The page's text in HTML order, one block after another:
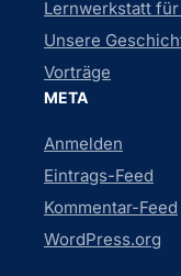
Lernwerkstatt für
Unsere
Vorträge
META
Anmelden
Eintrags-Feed
Kommentar-Feed
WordPress.org